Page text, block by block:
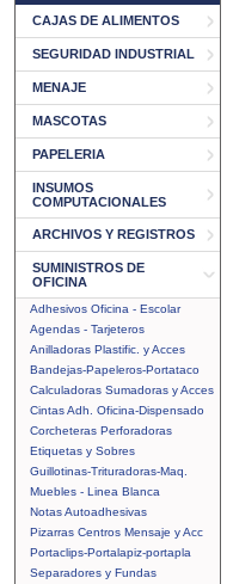
CAJAS DE ALIMENTOS
SEGURIDAD INDUSTRIAL
MENAJE
MASCOTAS
PAPELERIA
INSUMOS
COMPUTACIONALES
ARCHIVOS Y REGISTROS
SUMINISTROS DE
OFICINA
Adhesivos Oficina - Escolar
Agendas - Tarjeteros
Anilladoras Plastific. y Acces
Bandejas-Papeleros-Portataco
Calculadoras Sumadoras y Acces
Cintas Adh. Oficina-Dispensado
Corcheteras Perforadoras
Etiquetas y Sobres
Guillotinas-Trituradoras-Maq.
Muebles - Linea Blanca
Notas Autoadhesivas
Pizarras Centros Mensaje y Acc
Portaclips-Portalapiz-portapla
Separadores y Fundas